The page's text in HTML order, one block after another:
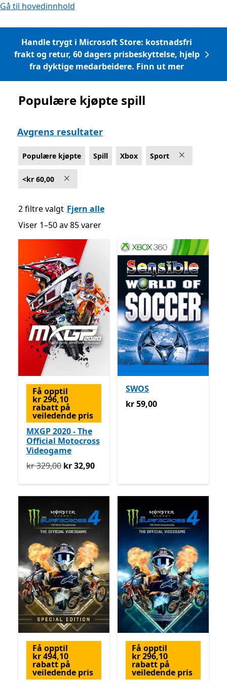
Gå til hovedinnhold
Handle trygt i Microsoft Store: kostnadsfri
frakt og retur, 60 dagers prisbeskyttelse, hjelp
fra dyktige medarbeidere. Finn ut mer
Liste Microsoft.com
Populære kjøpte spill
Avgrens resultater
Populære kjøpte Spill Xbox Sport
<kr 60,00
2 filtre valgt Fjern alle
Viser 1–50 av 85 varer
Viser 1–50 av 85 varer
Få opptil
kr 296,10
rabatt på
veiledende pris
MXGP 2020 - The
Official Motocross
Videogame
Opprinnelig kr 329,00 nå kr 32,90
kr 329,00 kr 32,90
SWOS
kr 59,00
kr 59,00
Få opptil
kr 494,10
rabatt på
veiledende pris
Få opptil
kr 296,10
rabatt på
veiledende pris